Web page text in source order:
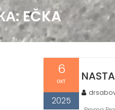
EČKA
6
окт
2025